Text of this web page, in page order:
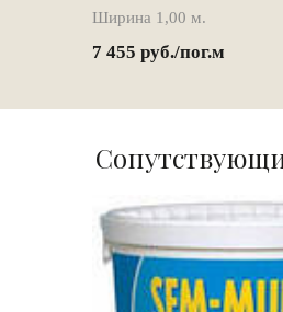
Ширина 1,00 м.
7 455 руб./пог.м